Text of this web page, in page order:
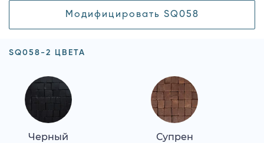
Модифицировать SQ058
SQ058-2 ЦВЕТА
Черный Супрен